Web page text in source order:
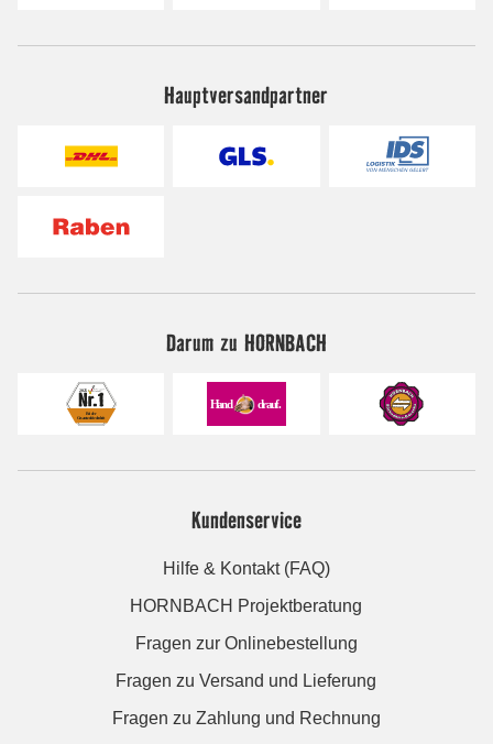
Hauptversandpartner
Darum zu HORNBACH
Kundenservice
Hilfe & Kontakt (FAQ)
HORNBACH Projektberatung
Fragen zur Onlinebestellung
Fragen zu Versand und Lieferung
Fragen zu Zahlung und Rechnung